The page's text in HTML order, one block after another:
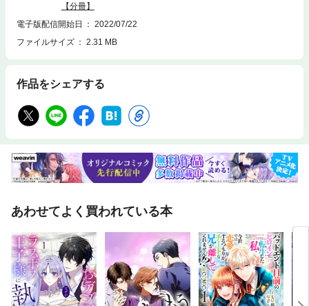
【分冊】
電子版配信開始日
2022/07/22
ファイルサイズ
2.31 MB
作品をシェアする
あわせてよく買われている本